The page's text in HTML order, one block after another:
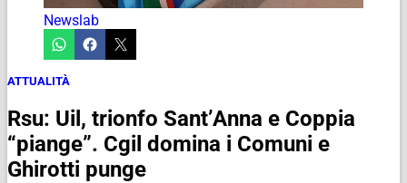
Newslab
ATTUALITÀ
Rsu: Uil, trionfo Sant’Anna e Coppia
“piange”. Cgil domina i Comuni e
Ghirotti punge